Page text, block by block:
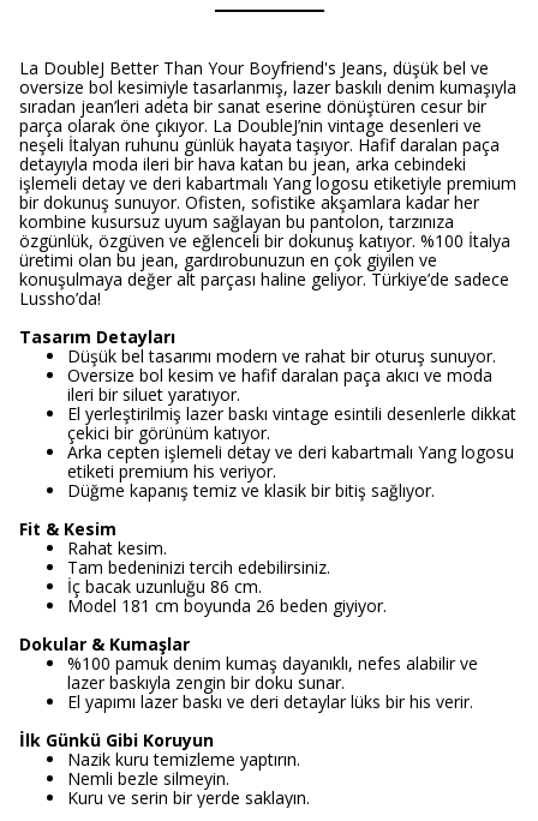
La DoubleJ Better Than Your Boyfriend's Jeans, düşük bel ve
oversize bol kesimiyle tasarlanmış, lazer baskılı denim kumaşıyla
sıradan jean’leri adeta bir sanat eserine dönüştüren cesur bir
parça olarak öne çıkıyor. La DoubleJ’nin vintage desenleri ve
neşeli İtalyan ruhunu günlük hayata taşıyor. Hafif daralan paça
detayıyla moda ileri bir hava katan bu jean, arka cebindeki
işlemeli detay ve deri kabartmalı Yang logosu etiketiyle premium
bir dokunuş sunuyor. Ofisten, sofistike akşamlara kadar her
kombine kusursuz uyum sağlayan bu pantolon, tarzınıza
özgünlük, özgüven ve eğlenceli bir dokunuş katıyor. %100 İtalya
üretimi olan bu jean, gardırobunuzun en çok giyilen ve
konuşulmaya değer alt parçası haline geliyor. Türkiye’de sadece
Lussho’da!
Tasarım Detayları
Düşük bel tasarımı modern ve rahat bir oturuş sunuyor.
Oversize bol kesim ve hafif daralan paça akıcı ve moda
ileri bir siluet yaratıyor.
El yerleştirilmiş lazer baskı vintage esintili desenlerle dikkat
çekici bir görünüm katıyor.
Arka cepten işlemeli detay ve deri kabartmalı Yang logosu
etiketi premium his veriyor.
Düğme kapanış temiz ve klasik bir bitiş sağlıyor.
Fit & Kesim
Rahat kesim.
Tam bedeninizi tercih edebilirsiniz.
İç bacak uzunluğu 86 cm.
Model 181 cm boyunda 26 beden giyiyor.
Dokular & Kumaşlar
%100 pamuk denim kumaş dayanıklı, nefes alabilir ve
lazer baskıyla zengin bir doku sunar.
El yapımı lazer baskı ve deri detaylar lüks bir his verir.
İlk Günkü Gibi Koruyun
Nazik kuru temizleme yaptırın.
Nemli bezle silmeyin.
Kuru ve serin bir yerde saklayın.